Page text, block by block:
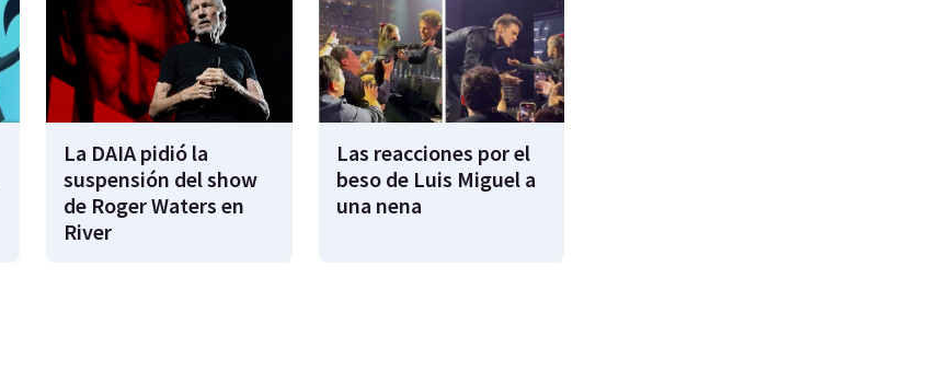
La DAIA pidió la
suspensión del show
de Roger Waters en
River
Las reacciones por el
beso de Luis Miguel a
una nena